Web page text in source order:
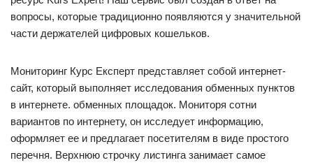
вопросы, которые традиционно появляются у значительной
части держателей цифровых кошельков.
Мониторинг Курс Експерт представляет собой интернет-
сайт, который выполняет исследования обменных пунктов
в интернете. обменных площадок. Мониторя сотни
вариантов по интернету, он исследует информацию,
оформляет ее и предлагает посетителям в виде простого
перечня. Верхнюю строчку листинга занимает самое